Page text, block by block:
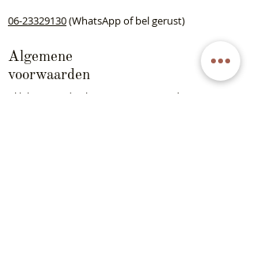
06-23329130(WhatsApp of bel gerust)
Algemene
voorwaarden
Klik hier
om de algemene voorwaarden te